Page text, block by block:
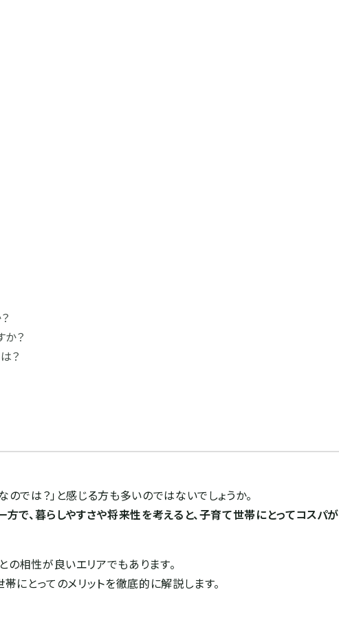
？
？
では？」と感じる方も多いのではないでしょうか。
で、暮らしやすさや将来性を考えると、子育て世帯にとってコスパが
相性が良いエリアでもあります。
にとってのメリットを徹底的に解説します。